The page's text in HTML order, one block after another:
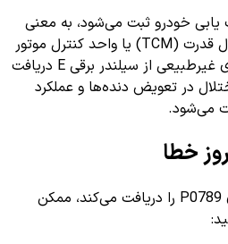
خودرو ثبت می‌شود، به معنی
آن است که واحد کنترل انتقال قدرت (TCM) یا واحد کنترل موتور
(ECU) سیگنال‌ها یا پاسخ‌های غیرطبیعی از سیلندر برقی E دریافت
در تعویض دنده‌ها و عملکرد
می‌شود.
خطا
وقتی خودروی شما کد خطای P0789 را دریافت می‌کند، ممکن